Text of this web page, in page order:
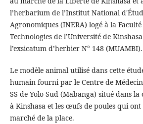
l’herbarium de l’Institut National
Agronomiques (INERA) logé à la Faculté
Technologies de l’Université de
l’exsicatum d’herbier N° 148 (MUAMBI).
Le modèle animal utilisé dans cette
humain fourni par le Centre de
SS de Yolo-Sud (Mabanga) situé dans
à Kinshasa et les œufs de poules qui ont
marché de la place.